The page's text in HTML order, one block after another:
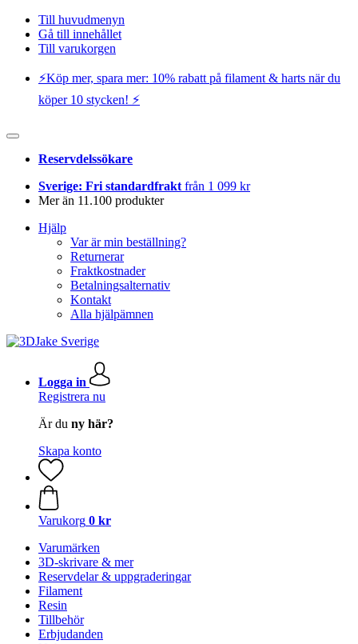
Till huvudmenyn
Gå till innehållet
Till varukorgen
⚡️Köp mer, spara mer: 10% rabatt på filament & harts när du
köper 10 stycken! ⚡️
Reservdelssökare
Sverige: Fri standardfrakt från 1 099 kr
Mer än 11.100 produkter
Hjälp
Var är min beställning?
Returnerar
Fraktkostnader
Betalningsalternativ
Kontakt
Alla hjälpämnen
Logga in
Registrera nu
Är du ny här?
Skapa konto
Varukorg 0 kr
Varumärken
3D-skrivare & mer
Reservdelar & uppgraderingar
Filament
Resin
Tillbehör
Erbjudanden